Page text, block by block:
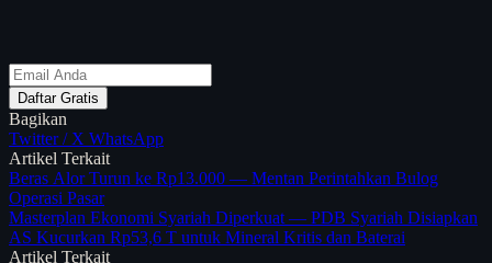
Daftar Gratis
Bagikan
Twitter / X WhatsApp
Artikel Terkait
Beras Alor Turun ke Rp13.000 — Mentan Perintahkan Bulog
Operasi Pasar
Masterplan Ekonomi Syariah Diperkuat — PDB Syariah Disiapkan
AS Kucurkan Rp53,6 T untuk Mineral Kritis dan Baterai
Artikel Terkait